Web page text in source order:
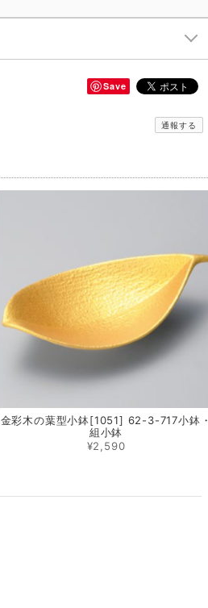
Save
通報する
金彩木の葉型小鉢[1051] 62-3-717小鉢・
組小鉢
¥2,590